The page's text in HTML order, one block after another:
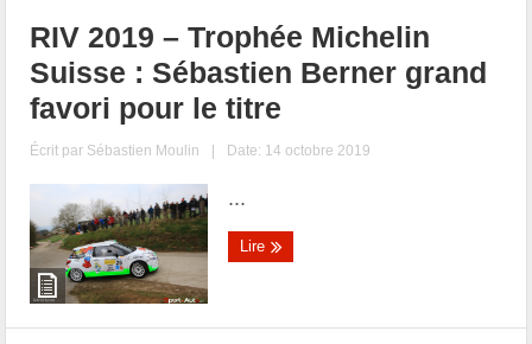
RIV 2019 – Trophée Michelin
Suisse : Sébastien Berner grand
favori pour le titre
Écrit par Sébastien Moulin | Date: 14 octobre 2019
...
Lire